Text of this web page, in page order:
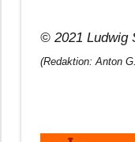
© 2021 Ludwig
(Redaktion: Anton